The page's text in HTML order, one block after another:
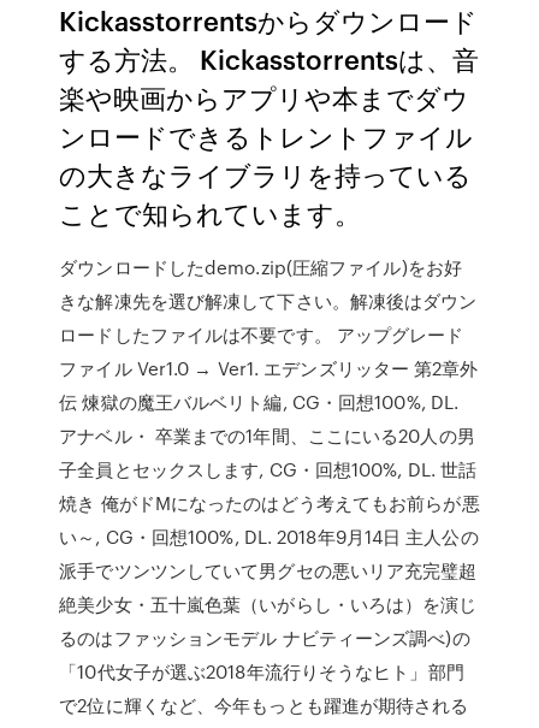
Kickasstorrentsからダウンロード
する方法。 Kickasstorrentsは、音
楽や映画からアプリや本までダウ
ンロードできるトレントファイル
の大きなライブラリを持っている
ことで知られています。
ダウンロードしたdemo.zip(圧縮ファイル)をお好
きな解凍先を選び解凍して下さい。解凍後はダウン
ロードしたファイルは不要です。 アップグレード
ファイル Ver1.0 → Ver1. エデンズリッター 第2章外
伝 煉獄の魔王バルベリト編, CG・回想100%, DL.
アナベル・ 卒業までの1年間、ここにいる20人の男
子全員とセックスします, CG・回想100%, DL. 世話
焼き 俺がドMになったのはどう考えてもお前らが悪
い～, CG・回想100%, DL. 2018年9月14日 主人公の
派手でツンツンしていて男グセの悪いリア充完璧超
絶美少女・五十嵐色葉（いがらし・いろは）を演じ
るのはファッションモデル ナビティーンズ調べ)の
「10代女子が選ぶ2018年流行りそうなヒト」部門
で2位に輝くなど、今年もっとも躍進が期待される